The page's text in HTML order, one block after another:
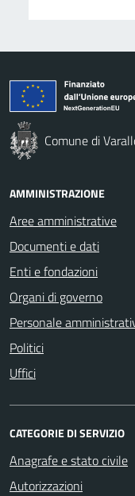
Comune di
AMMINISTRAZIONE
Aree amministrative
Documenti e dati
Enti e fondazioni
Organi di governo
Personale
Politici
Uffici
CATEGORIE DI SERVIZIO
Anagrafe e stato civile
Autorizzazioni